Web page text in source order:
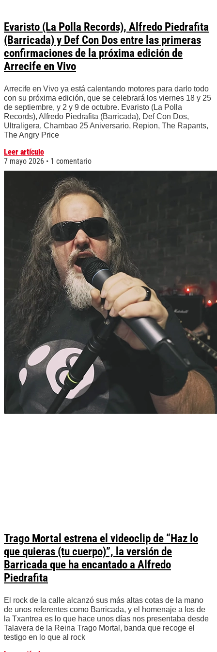
Evaristo (La Polla Records), Alfredo Piedrafita
(Barricada) y Def Con Dos entre las primeras
confirmaciones de la próxima edición de
Arrecife en Vivo
Arrecife en Vivo ya está calentando motores para darlo todo
con su próxima edición, que se celebrará los viernes 18 y 25
de septiembre, y 2 y 9 de octubre. Evaristo (La Polla
Records), Alfredo Piedrafita (Barricada), Def Con Dos,
Ultraligera, Chambao 25 Aniversario, Repion, The Rapants,
The Angry Price
Leer artículo
7 mayo 2026
1 comentario
Trago Mortal estrena el videoclip de “Haz lo
que quieras (tu cuerpo)”, la versión de
Barricada que ha encantado a Alfredo
Piedrafita
El rock de la calle alcanzó sus más altas cotas de la mano
de unos referentes como Barricada, y el homenaje a los de
la Txantrea es lo que hace unos días nos presentaba desde
Talavera de la Reina Trago Mortal, banda que recoge el
testigo en lo que al rock